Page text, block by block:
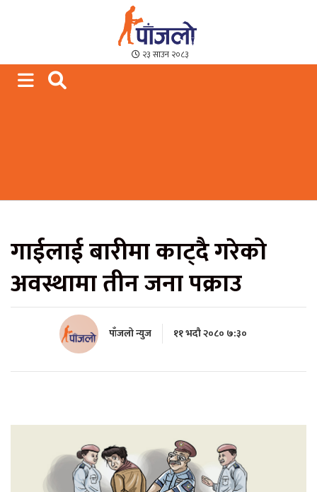
Paajalo News
We are from Far West Nepal
२३ साउन २०८३
गाईलाई बारीमा काट्दै गरेको
अवस्थामा तीन जना पक्राउ
पाँजलो न्युज ११ भदौ २०८० ७:३०